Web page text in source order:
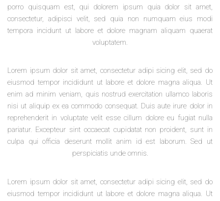
porro quisquam est, qui dolorem ipsum quia dolor sit amet,
consectetur, adipisci velit, sed quia non numquam eius modi
tempora incidunt ut labore et dolore magnam aliquam quaerat
voluptatem.
Lorem ipsum dolor sit amet, consectetur adipi sicing elit, sed do
eiusmod tempor incididunt ut labore et dolore magna aliqua. Ut
enim ad minim veniam, quis nostrud exercitation ullamco laboris
nisi ut aliquip ex ea commodo consequat. Duis aute irure dolor in
reprehenderit in voluptate velit esse cillum dolore eu fugiat nulla
pariatur. Excepteur sint occaecat cupidatat non proident, sunt in
culpa qui officia deserunt mollit anim id est laborum. Sed ut
perspiciatis unde omnis.
Lorem ipsum dolor sit amet, consectetur adipi sicing elit, sed do
eiusmod tempor incididunt ut labore et dolore magna aliqua. Ut